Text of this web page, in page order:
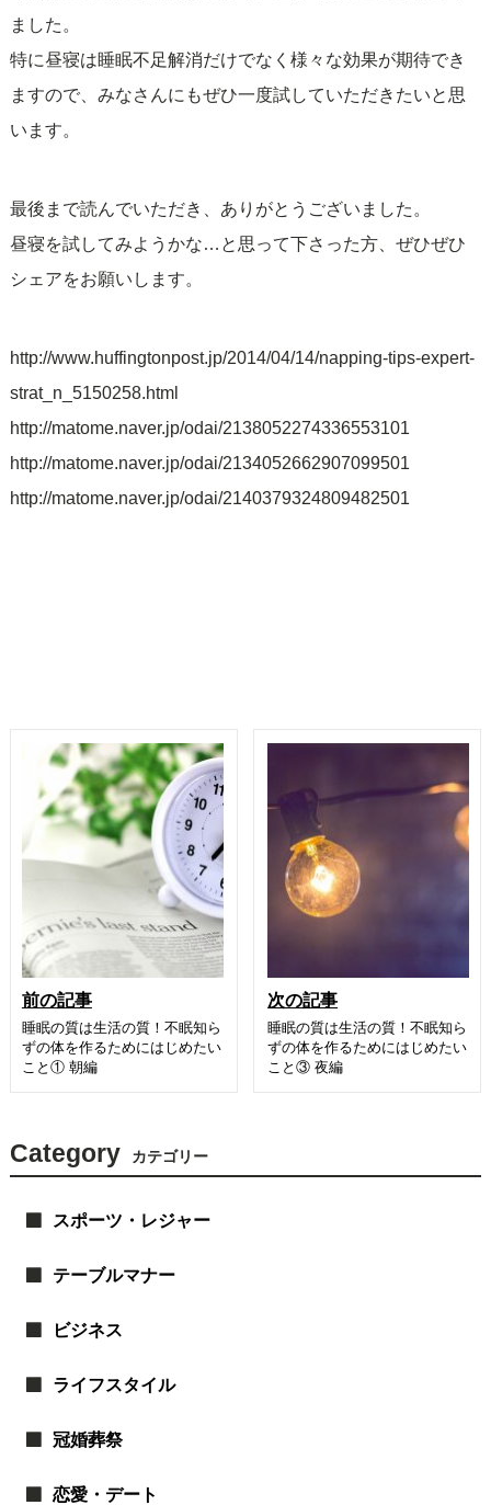
ました。
特に昼寝は睡眠不足解消だけでなく様々な効果が期待でき
ますので、みなさんにもぜひ一度試していただきたいと思
います。
最後まで読んでいただき、ありがとうございました。
昼寝を試してみようかな…と思って下さった方、ぜひぜひ
シェアをお願いします。
http://www.huffingtonpost.jp/2014/04/14/napping-tips-expert-
strat_n_5150258.html
http://matome.naver.jp/odai/2138052274336553101
http://matome.naver.jp/odai/2134052662907099501
http://matome.naver.jp/odai/2140379324809482501
前の記事
睡眠の質は生活の質！不眠知ら
ずの体を作るためにはじめたい
こと① 朝編
次の記事
睡眠の質は生活の質！不眠知ら
ずの体を作るためにはじめたい
こと③ 夜編
Category カテゴリー
スポーツ・レジャー
テーブルマナー
ビジネス
ライフスタイル
冠婚葬祭
恋愛・デート